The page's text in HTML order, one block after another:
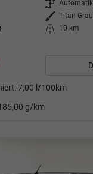
Getriebe Automatik
Außenfarbe Titan
Kilometerstand
10 km
7,00 l/100km
g/km